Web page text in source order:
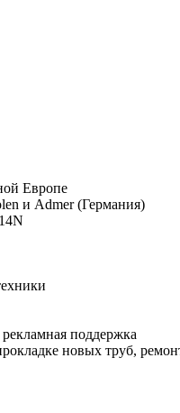
Европе
и Admer (Германия)
поддержка
новых труб,